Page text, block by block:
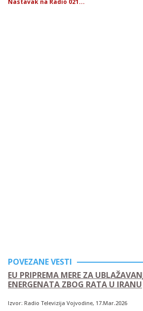
POVEZANE VESTI
EU PRIPREMA MERE ZA
ENERGENATA ZBOG RATA U IRANU
Izvor: Radio Televizija Vojvodine, 17.Mar.2026